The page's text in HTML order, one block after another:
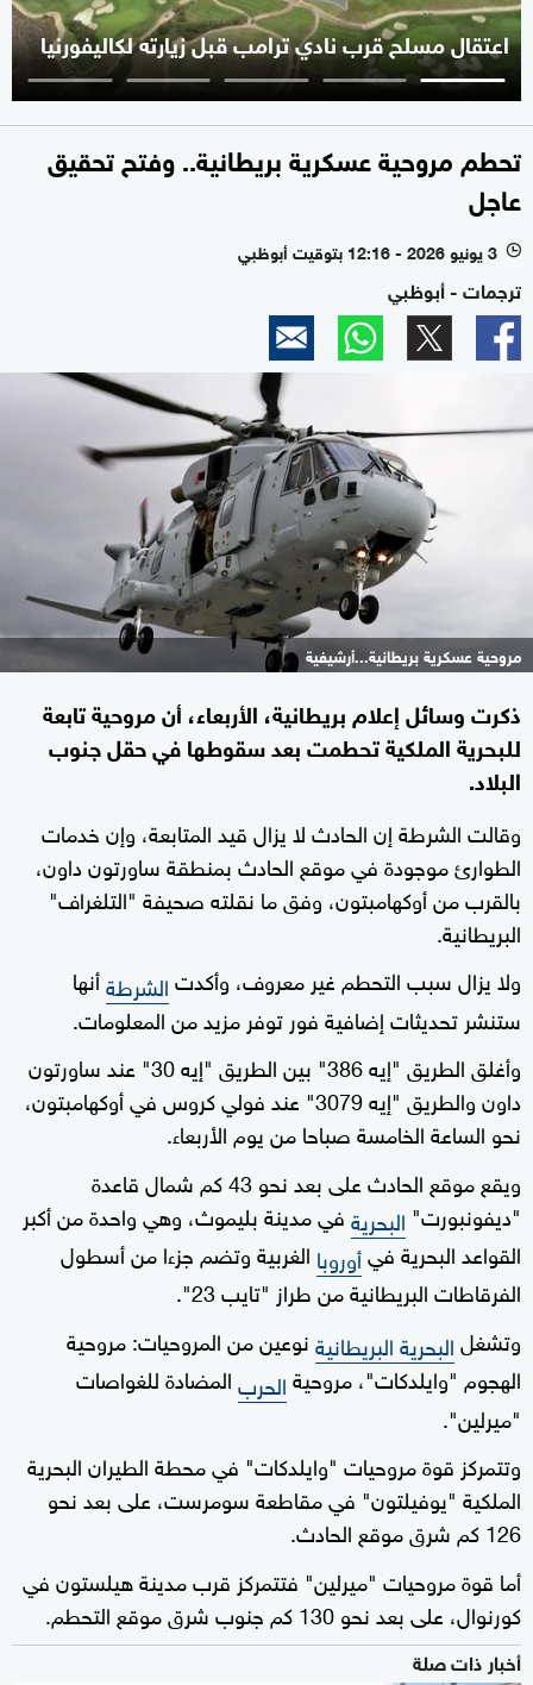
اعتقال مسلح قرب نادي ترامب قبل زيارته لكاليفورنيا
تحطم مروحية عسكرية بريطانية.. وفتح تحقيق
عاجل
l 3 يونيو 2026 - 12:16 بتوقيت أبوظبي
ترجمات - أبوظبي
مروحية عسكرية بريطانية...أرشيفية
ذكرت وسائل إعلام بريطانية، الأربعاء، أن مروحية تابعة
للبحرية الملكية تحطمت بعد سقوطها في حقل جنوب
البلاد.
وقالت الشرطة إن الحادث لا يزال قيد المتابعة، وإن خدمات
الطوارئ موجودة في موقع الحادث بمنطقة ساورتون داون،
بالقرب من أوكهامبتون، وفق ما نقلته صحيفة "التلغراف"
البريطانية.
ولا يزال سبب التحطم غير معروف، وأكدتالشرطةأنها
ستنشر تحديثات إضافية فور توفر مزيد من المعلومات.
وأغلق الطريق "إيه 386" بين الطريق "إيه 30" عند ساورتون
داون والطريق "إيه 3079" عند فولي كروس في أوكهامبتون،
نحو الساعة الخامسة صباحا من يوم الأربعاء.
ويقع موقع الحادث على بعد نحو 43 كم شمال قاعدة
"ديفونبورت" البحريةفي مدينة بليموث، وهي واحدة من أكبر
القواعد البحرية فيأوروبا الغربية وتضم جزءا من أسطول
الفرقاطات البريطانية من طراز "تايب 23".
وتشغلالبحرية البريطانيةنوعين من المروحيات: مروحية
الهجوم "وايلدكات"، مروحيةالحربالمضادة للغواصات
"ميرلين".
وتتمركز قوة مروحيات "وايلدكات" في محطة الطيران البحرية
الملكية "يوفيلتون" في مقاطعة سومرست، على بعد نحو
126 كم شرق موقع الحادث.
أما قوة مروحيات "ميرلين" فتتمركز قرب مدينة هيلستون في
كورنوال، على بعد نحو 130 كم جنوب شرق موقع التحطم.
أخبار ذات صلة